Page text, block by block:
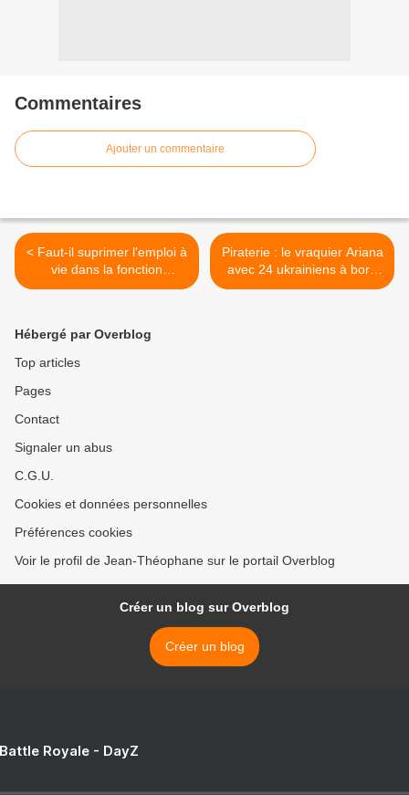
Commentaires
Ajouter un commentaire
< Faut-il suprimer l'emploi à
vie dans la fonction
publique ?
Piraterie : le vraquier Ariana
avec 24 ukrainiens à bord
libéré (Iouchtchenko) >
Hébergé par Overblog
Top articles
Pages
Contact
Signaler un abus
C.G.U.
Cookies et données personnelles
Préférences cookies
Voir le profil de Jean-Théophane sur le portail Overblog
Créer un blog sur Overblog
Créer un blog
Royale - DayZ